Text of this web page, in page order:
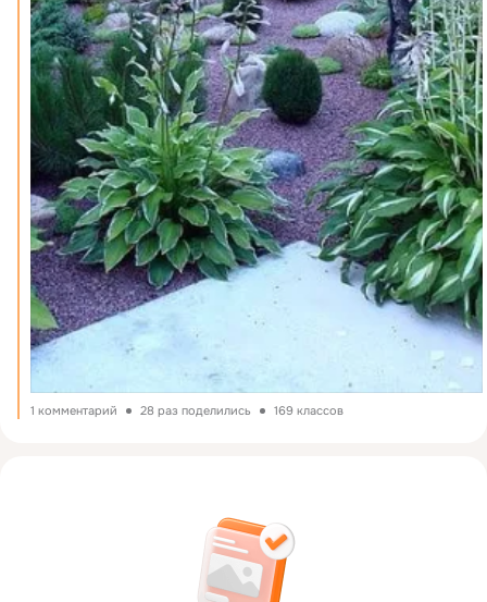
1 комментарий 28 раз поделились 169 классов